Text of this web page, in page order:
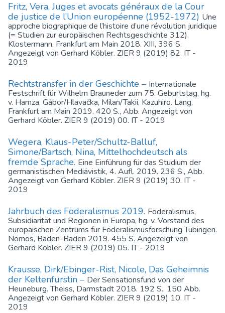
Fritz, Vera, Juges et avocats généraux de la Cour
de justice de l’Union européenne (1952-1972) Une
approche biographique de l’histoire d’une révolution juridique
(= Studien zur europäischen Rechtsgeschichte 312).
Klostermann, Frankfurt am Main 2018. XIII, 396 S.
Angezeigt von Gerhard Köbler. ZIER 9 (2019) 82. IT -
2019
Rechtstransfer in der Geschichte – Internationale
Festschrift für Wilhelm Brauneder zum 75. Geburtstag, hg.
v. Hamza, Gábor/Hlavačka, Milan/Takii, Kazuhiro. Lang,
Frankfurt am Main 2019. 420 S., Abb. Angezeigt von
Gerhard Köbler. ZIER 9 (2019) 00. IT - 2019
Wegera, Klaus-Peter/Schultz-Balluf,
Simone/Bartsch, Nina, Mittelhochdeutsch als
fremde Sprache. Eine Einführung für das Studium der
germanistischen Mediävistik, 4. Aufl. 2019. 236 S., Abb.
Angezeigt von Gerhard Köbler. ZIER 9 (2019) 30. IT -
2019
Jahrbuch des Föderalismus 2019. Föderalismus,
Subsidiarität und Regionen in Europa, hg. v. Vorstand des
europäischen Zentrums für Föderalismusforschung Tübingen.
Nomos, Baden-Baden 2019. 455 S. Angezeigt von
Gerhard Köbler. ZIER 9 (2019) 05. IT - 2019
Krausse, Dirk/Ebinger-Rist, Nicole, Das Geheimnis
der Keltenfürstin – Der Sensationsfund von der
Heuneburg. Theiss, Darmstadt 2018. 192 S., 150 Abb.
Angezeigt von Gerhard Köbler. ZIER 9 (2019) 10. IT -
2019